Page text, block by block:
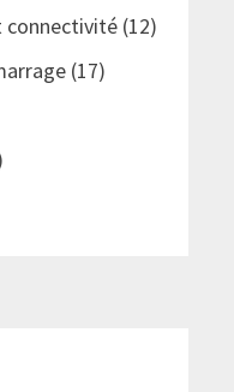
connectivité(12)
(17)